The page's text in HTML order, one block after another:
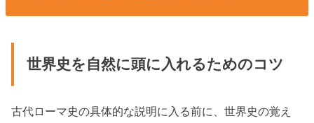
世界史を自然に頭に入れるためのコツ
古代ローマ史の具体的な説明に入る前に、世界史の覚え